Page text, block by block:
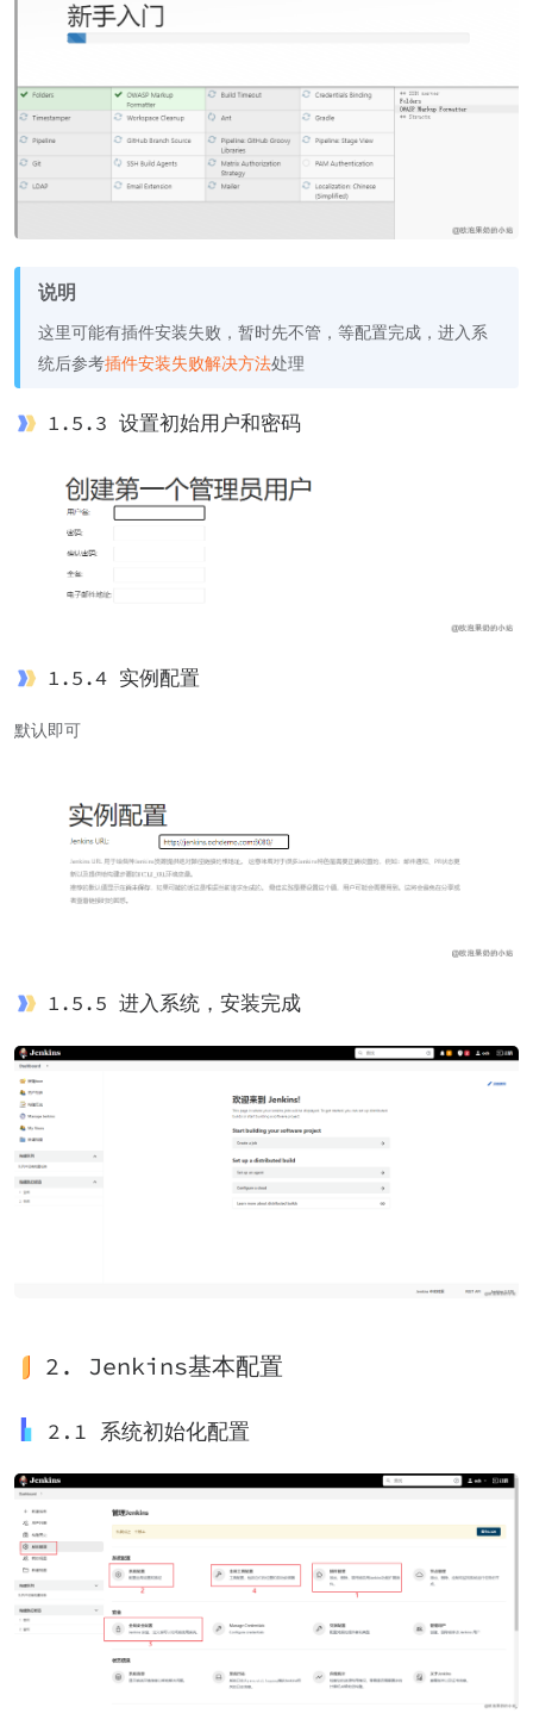
说明
这里可能有插件安装失败，暂时先不管，等配置完成，进入系
统后参考插件安装失败解决方法处理
1.5.3 设置初始用户和密码
1.5.4 实例配置
默认即可
1.5.5 进入系统，安装完成
2. Jenkins基本配置
2.1 系统初始化配置